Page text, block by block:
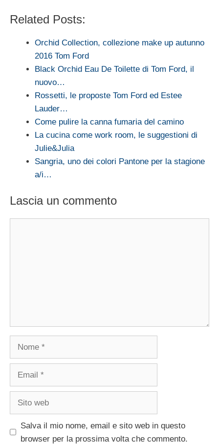
Related Posts:
Orchid Collection, collezione make up autunno
2016 Tom Ford
Black Orchid Eau De Toilette di Tom Ford, il
nuovo…
Rossetti, le proposte Tom Ford ed Estee
Lauder…
Come pulire la canna fumaria del camino
La cucina come work room, le suggestioni di
Julie&Julia
Sangria, uno dei colori Pantone per la stagione
a/i…
Lascia un commento
Salva il mio nome, email e sito web in questo
browser per la prossima volta che commento.